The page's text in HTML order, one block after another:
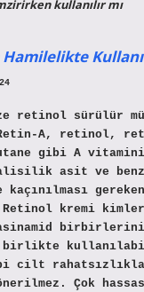
kullanılır mı
retinol sürülür
A, retinol,
gibi A
asit ve
gereken
kremi kimler
birlikte
cilt
Çok